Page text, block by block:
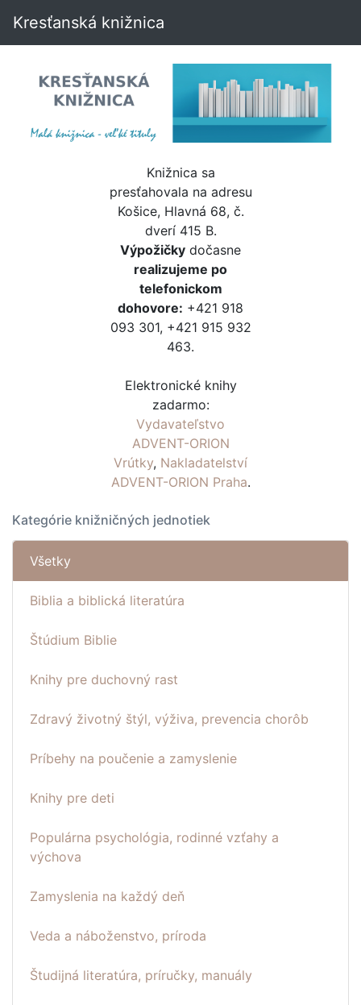
Kresťanská knižnica
Knižnica sa
presťahovala na adresu
Košice, Hlavná 68, č.
dverí 415 B.
Výpožičky dočasne
realizujeme po
telefonickom
dohovore: +421 918
093 301, +421 915 932
463.
Elektronické knihy
zadarmo:
Vydavateľstvo
ADVENT-ORION
Vrútky, Nakladatelství
ADVENT-ORION Praha.
Kategórie knižničných jednotiek
Všetky
Biblia a biblická literatúra
Štúdium Biblie
Knihy pre duchovný rast
Zdravý životný štýl, výživa, prevencia chorôb
Príbehy na poučenie a zamyslenie
Knihy pre deti
Populárna psychológia, rodinné vzťahy a
výchova
Zamyslenia na každý deň
Veda a náboženstvo, príroda
Študijná literatúra, príručky, manuály